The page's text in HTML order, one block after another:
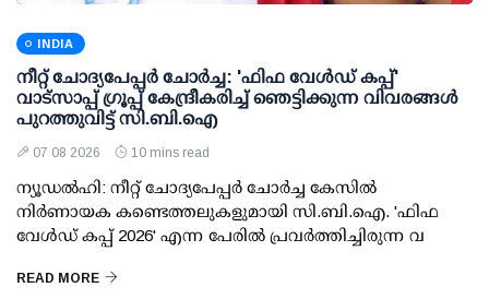
INDIA
നീറ്റ് ചോദ്യപേപ്പര്‍ ചോര്‍ച്ച: 'ഫിഫ വേള്‍ഡ് കപ്പ്'
വാട്സാപ്പ് ഗ്രൂപ്പ് കേന്ദ്രീകരിച്ച് ഞെട്ടിക്കുന്ന വിവരങ്ങള്‍
പുറത്തുവിട്ട് സി.ബി.ഐ
07 08 2026 10 mins read
ന്യൂഡല്‍ഹി: നീറ്റ് ചോദ്യപേപ്പര്‍ ചോര്‍ച്ച കേസില്‍
നിര്‍ണായക കണ്ടെത്തലുകളുമായി സി.ബി.ഐ. 'ഫിഫ
വേള്‍ഡ് കപ്പ് 2026' എന്ന പേരില്‍ പ്രവര്‍ത്തിച്ചിരുന്ന വ
READ MORE